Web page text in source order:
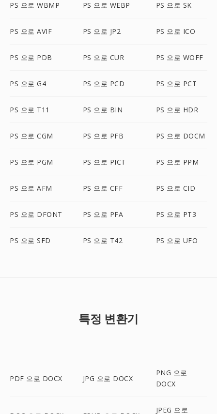
PS 으로 WBMP PS 으로 WEBP PS 으로 SK
PS 으로 AVIF PS 으로 JP2 PS 으로 ICO
PS 으로 PDB PS 으로 CUR PS 으로 WOFF
PS 으로 G4 PS 으로 PCD PS 으로 PCT
PS 으로 T11 PS 으로 BIN PS 으로 HDR
PS 으로 CGM PS 으로 PFB PS 으로 DOCM
PS 으로 PGM PS 으로 PICT PS 으로 PPM
PS 으로 AFM PS 으로 CFF PS 으로 CID
PS 으로 DFONT PS 으로 PFA PS 으로 PT3
PS 으로 SFD PS 으로 T42 PS 으로 UFO
특정 변환기
PDF 으로 DOCX JPG 으로 DOCX
PNG 으로
DOCX
JPEG 으로